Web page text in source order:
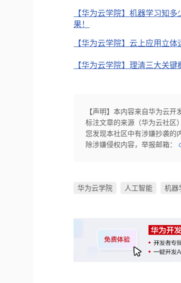
【华为云学院】机器学习知
果！
【华为云学院】云上应用立
【华为云学院】理清三大关
【声明】本内容来自华为云
标注文章的来源（华为云社区
您发现本社区中有涉嫌抄袭的
除涉嫌侵权内容，举报邮箱：
华为云学院 人工智能 机器